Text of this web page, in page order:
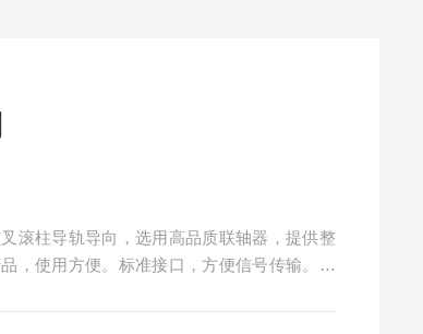
滚柱导轨导向，选用高品质联轴器，提供整
，使用方便。标准接口，方便信号传输。电